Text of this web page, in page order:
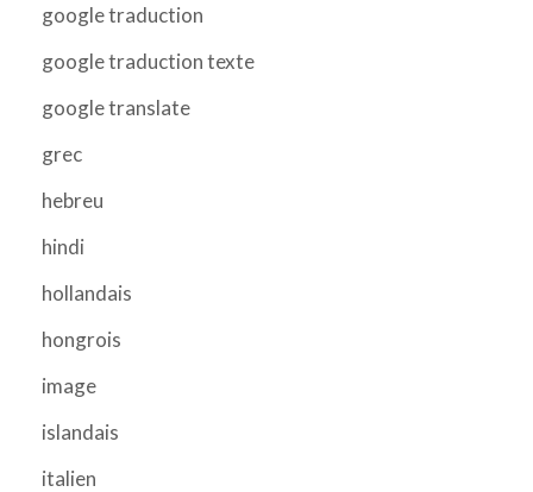
google traduction
google traduction texte
google translate
grec
hebreu
hindi
hollandais
hongrois
image
islandais
italien